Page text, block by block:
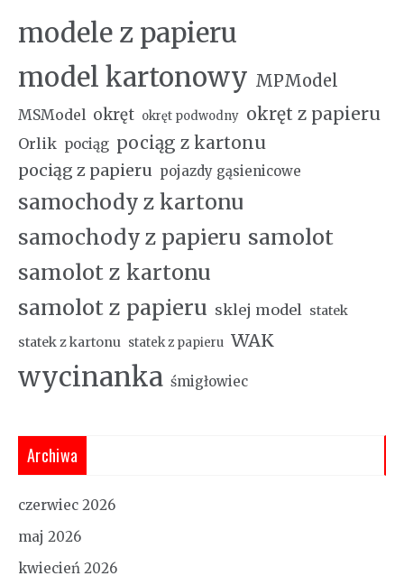
modele z papieru
model kartonowy MPModel
MSModel okręt okręt podwodny okręt z papieru
Orlik pociąg pociąg z kartonu
pociąg z papieru pojazdy gąsienicowe
samochody z kartonu
samochody z papieru samolot
samolot z kartonu
samolot z papieru sklej model statek
statek z kartonu statek z papieru WAK
wycinanka śmigłowiec
Archiwa
czerwiec 2026
maj 2026
kwiecień 2026